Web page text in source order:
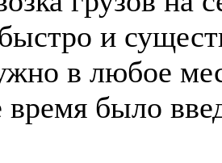
и
в любое
время было